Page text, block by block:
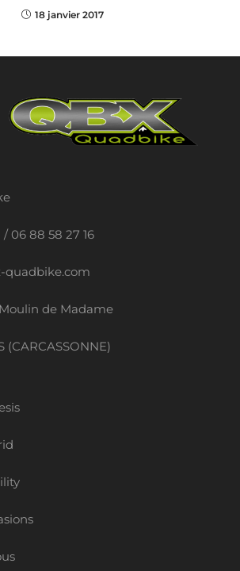
18 janvier 2017
/ 06 88 58 27 16
quadbike.com
de Madame
(CARCASSONNE)